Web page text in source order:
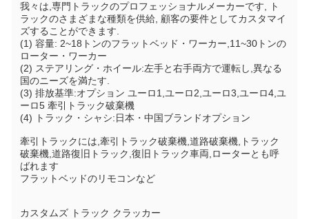
我々は,専門トラックのプロフェッショナルメーカーです, ト
ラックのさまざまな種類を供給, 顧客の要件としてカスタマイ
ズすることができます.
(1) 容量: 2~18トンのフラットベッド・ワーカー,11~30トンの
ローター・ワーカー
(2) ステアリング・ホイール:左手と右手両方で運転し,異なる
国のニーズを満たす.
(3) 排放基準:オプション ユーロ1,ユーロ2,ユーロ3,ユーロ4,ユ
ーロ5 牽引トラック破棄機
(4) トラック・シャシ:日本・中国ブランドオプション
牽引トラックには,牽引トラック破棄機,道路破棄機,トラック
破棄機,道路復旧トラック,復旧トラック車両,ローターとも呼
ばれます
フラットベッドのリモコンなど
カスタムズ トラック クラッカー